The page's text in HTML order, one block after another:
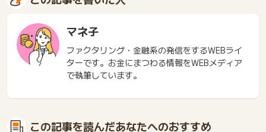
マネ子
ファクタリング・金融系の発信をするWEBライ
ターです。お金にまつわる情報をWEBメディア
で執筆しています。
この記事を読んだあなたへのおすすめ